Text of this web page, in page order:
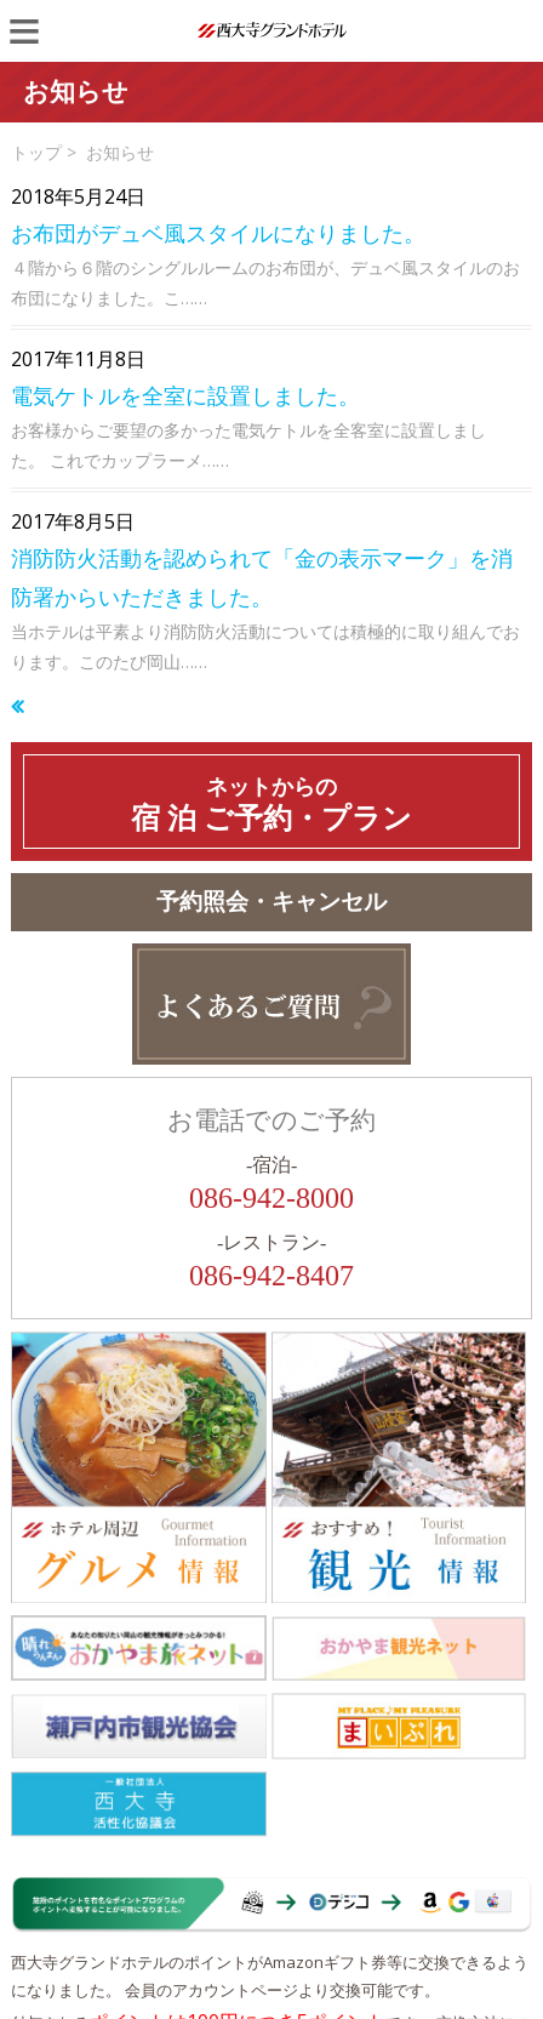
Skip
to
content
Primary
Menu
お知らせ
トップ> Category:
お知らせ
2018年5月24日
お布団がデュベ風スタイルになりました。
４階から６階のシングルルームのお布団が、デュベ風スタイルのお
布団になりました。こ……
2017年11月8日
電気ケトルを全室に設置しました。
お客様からご要望の多かった電気ケトルを全客室に設置しまし
た。 これでカップラーメ……
2017年8月5日
消防防火活動を認められて「金の表示マーク」を消
防署からいただきました。
当ホテルは平素より消防防火活動については積極的に取り組んでお
ります。このたび岡山……
投
ビ
ー
ネットからの
宿 泊 ご予約・プラン
予約照会・キャンセル
お電話でのご予約
-宿泊-
086-942-8000
-レストラン-
086-942-8407
西大寺グランドホテルのポイントがAmazonギフト券等に交換できるよう
になりました。 会員のアカウントページより交換可能です。